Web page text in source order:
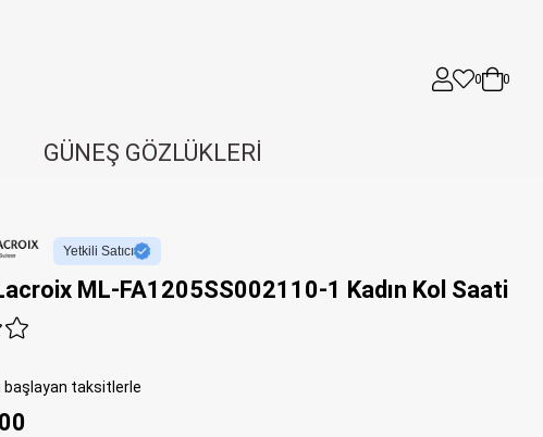
0 0
GÜNEŞ GÖZLÜKLERİ
Yetkili Satıcı
ML-FA1205SS002110-1 Kadın Kol Saati
başlayan taksitlerle